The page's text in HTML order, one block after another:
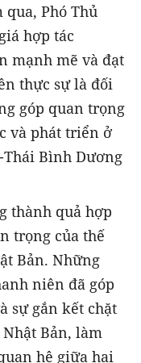
Phó Thủ
hợp tác
mạnh mẽ và đạt
thực sự là đối
góp quan trọng
và phát triển ở
Bình Dương
thành quả hợp
trọng của thế
Bản. Những
niên đã góp
sự gắn kết chặt
Bản, làm
hệ giữa hai